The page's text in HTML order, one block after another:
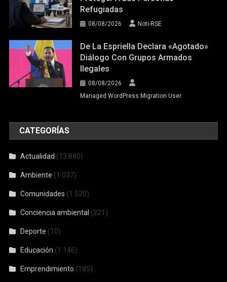
08/08/2026
Managed WordPress Migration User
CATEGORÍAS
Actualidad (13.880)
Conciencia ambiental(221)
Deporte(10)
Educación (1.146)
Emprendimiento(185)
Empresa Privada(54)
Fundaciones venezolanas
Fútbol(1)
Movistar(6)